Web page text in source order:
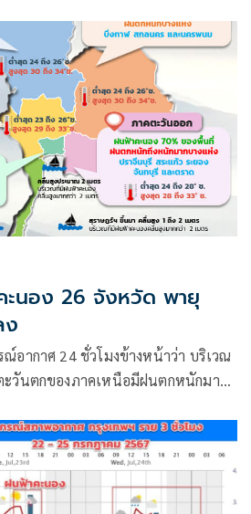
ะนอง 26 จังหวัด พายุ
อากาศ 24 ชั่วโมงข้างหน้าว่า บริเวณ
วันตกของภาคเหนือมีฝนตกหนักมาก